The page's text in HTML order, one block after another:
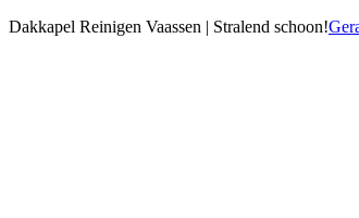
Dakkapel Reinigen Vaassen | Stralend schoon!